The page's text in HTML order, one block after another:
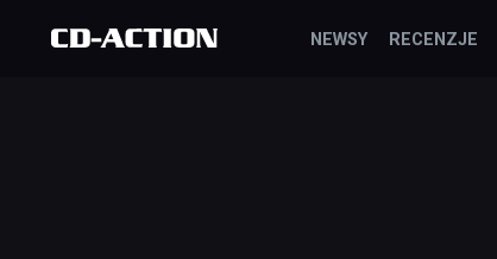
NEWSY RECENZJE